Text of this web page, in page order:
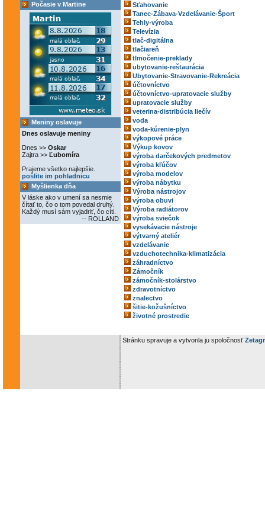
Počasie v Martine
Meniny oslavuje
Dnes oslavuje meniny
Dnes >> Oskar
Zajtra >> Ľubomíra
Prajeme všetko najlepšie.
pošlite im pohladnicu
Myšlienka dňa
V láske ako v umení sa nesmie
čítať to, čo o tom povedal druhý.
Každý musí sám vyjadriť, čo cíti.
-- ROLLAND
Sťahovanie
Tanec-Zábava-Vzdelávanie-Šport
Tehly-výroba
Televízia
tlač-digitálna
tlačiareň
tlmočenie-preklady
ubytovanie-reštaurácia
Ubytovanie-Stravovanie-Rekreácia
účtovníctvo
účtovníctvo-upratovacie služby
upratovacie služby
veterina-distribúcia liečív
voda
voda-kúrenie-plyn
výkopové práce
Výkup kovov
výroba darčekových predmetov
výroba kľúčov
výroba modelov
výroba nábytku
Výroba nástrojov
výroba obuvi
Výroba radiátorov
výroba sviečok
vysekávacie nástroje
výtvarný ateliér
vzdelávanie
vzduchotechnika-klimatizácia
záhradníctvo
Zámočník
zámočník-stolárstvo
zdravotníctvo
znalectvo
šitie-kožušníctvo
životné prostredie
Stránku spravuje a vytvorila ju spoločnosť